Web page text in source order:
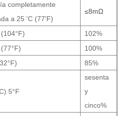
completamente
a 25 'C (77'F)
≤8mΩ
102%
100%
85%
5°F
sesenta
y
cinco%